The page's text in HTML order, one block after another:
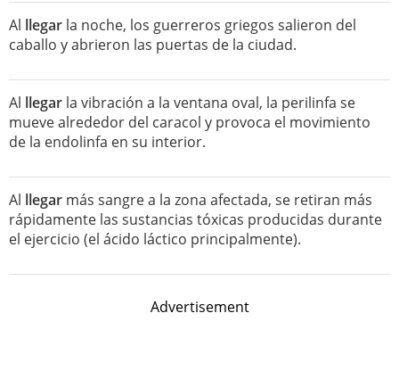
Al llegar la noche, los guerreros griegos salieron del
caballo y abrieron las puertas de la ciudad.
Al llegar la vibración a la ventana oval, la perilinfa se
mueve alrededor del caracol y provoca el movimiento
de la endolinfa en su interior.
Al llegar más sangre a la zona afectada, se retiran más
rápidamente las sustancias tóxicas producidas durante
el ejercicio (el ácido láctico principalmente).
Advertisement